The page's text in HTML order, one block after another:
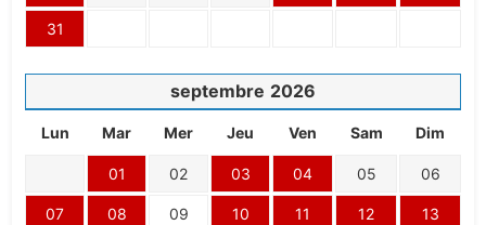
31
septembre 2026
Lun Mar Mer Jeu Ven Sam Dim
01 02 03 04 05 06
07 08 09 10 11 12 13